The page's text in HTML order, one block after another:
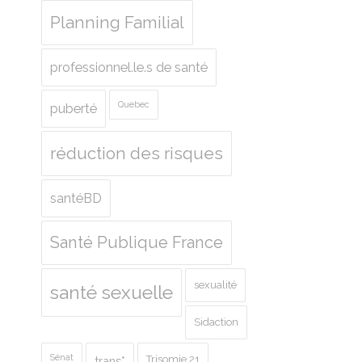
Planning Familial
professionnel.le.s de santé
puberté Quebec
réduction des risques
santéBD
Santé Publique France
santé sexuelle sexualité
Sidaction
Sénat Trisomie 21